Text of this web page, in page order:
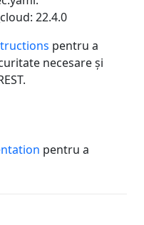
22.4.0
pentru a
necesare și
pentru a